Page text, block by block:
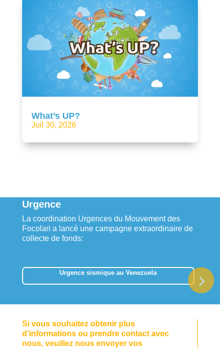
What’s UP?
Juil 30, 2026
Urgence
La coordination Urgences du Mouvement des
Focolari a lancé une campagne extraordinaire de
collecte de fonds:
Urgence sismique au Venezuela
Si vous souhaitez obtenir plus
d’informations ou prendre contact avec
nous, veuillez nous envoyer vos